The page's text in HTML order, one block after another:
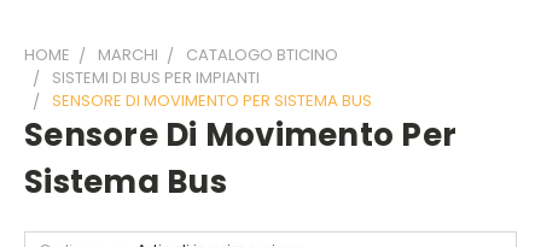
HOME MARCHI
CATALOGO BTICINO
SISTEMI DI BUS PER IMPIANTI
SENSORE DI MOVIMENTO PER SISTEMA BUS
Sensore Di Movimento Per
Sistema Bus